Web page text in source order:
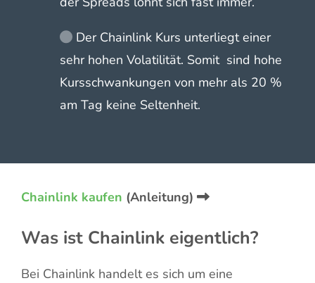
Der Chainlink Kurs unterliegt einer
sehr hohen Volatilität. Somit sind hohe
Kursschwankungen von mehr als 20 %
am Tag keine Seltenheit.
Chainlink kaufen (Anleitung)
Was ist Chainlink eigentlich?
Bei Chainlink handelt es sich um eine